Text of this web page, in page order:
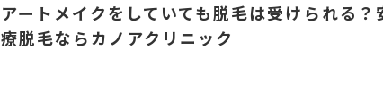
- 他
アートメイクをしていても脱毛は受けられる
療脱毛ならカノアクリニック